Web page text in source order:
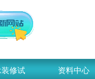
装修试 资料中心